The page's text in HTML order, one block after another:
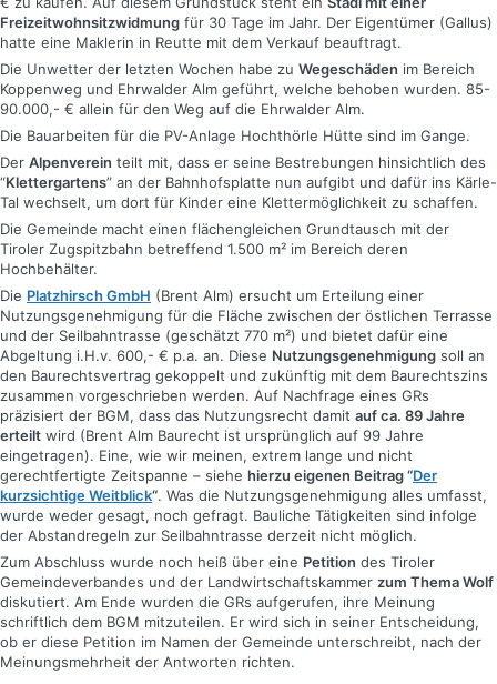
Freizeitwohnsitzwidmung für 30 Tage im Jahr. Der Eigentümer (Gallus)
hatte eine Maklerin in Reutte mit dem Verkauf beauftragt.
Die Unwetter der letzten Wochen habe zu Wegeschäden im Bereich
Koppenweg und Ehrwalder Alm geführt, welche behoben wurden. 85-
90.000,- € allein für den Weg auf die Ehrwalder Alm.
Die Bauarbeiten für die PV-Anlage Hochthörle Hütte sind im Gange.
Der Alpenverein teilt mit, dass er seine Bestrebungen hinsichtlich des
“Klettergartens” an der Bahnhofsplatte nun aufgibt und dafür ins Kärle-
Tal wechselt, um dort für Kinder eine Klettermöglichkeit zu schaffen.
Die Gemeinde macht einen flächengleichen Grundtausch mit der
Tiroler Zugspitzbahn betreffend 1.500 m² im Bereich deren
Hochbehälter.
Die Platzhirsch GmbH (Brent Alm) ersucht um Erteilung einer
Nutzungsgenehmigung für die Fläche zwischen der östlichen Terrasse
und der Seilbahntrasse (geschätzt 770 m²) und bietet dafür eine
Abgeltung i.H.v. 600,- € p.a. an. Diese Nutzungsgenehmigung soll an
den Baurechtsvertrag gekoppelt und zukünftig mit dem Baurechtszins
zusammen vorgeschrieben werden. Auf Nachfrage eines GRs
präzisiert der BGM, dass das Nutzungsrecht damit auf ca. 89 Jahre
erteilt wird (Brent Alm Baurecht ist ursprünglich auf 99 Jahre
eingetragen). Eine, wie wir meinen, extrem lange und nicht
gerechtfertigte Zeitspanne – siehe hierzu eigenen Beitrag “Der
kurzsichtige Weitblick“. Was die Nutzungsgenehmigung alles umfasst,
wurde weder gesagt, noch gefragt. Bauliche Tätigkeiten sind infolge
der Abstandregeln zur Seilbahntrasse derzeit nicht möglich.
Zum Abschluss wurde noch heiß über eine Petition des Tiroler
Gemeindeverbandes und der Landwirtschaftskammer zum Thema Wolf
diskutiert. Am Ende wurden die GRs aufgerufen, ihre Meinung
schriftlich dem BGM mitzuteilen. Er wird sich in seiner Entscheidung,
ob er diese Petition im Namen der Gemeinde unterschreibt, nach der
Meinungsmehrheit der Antworten richten.